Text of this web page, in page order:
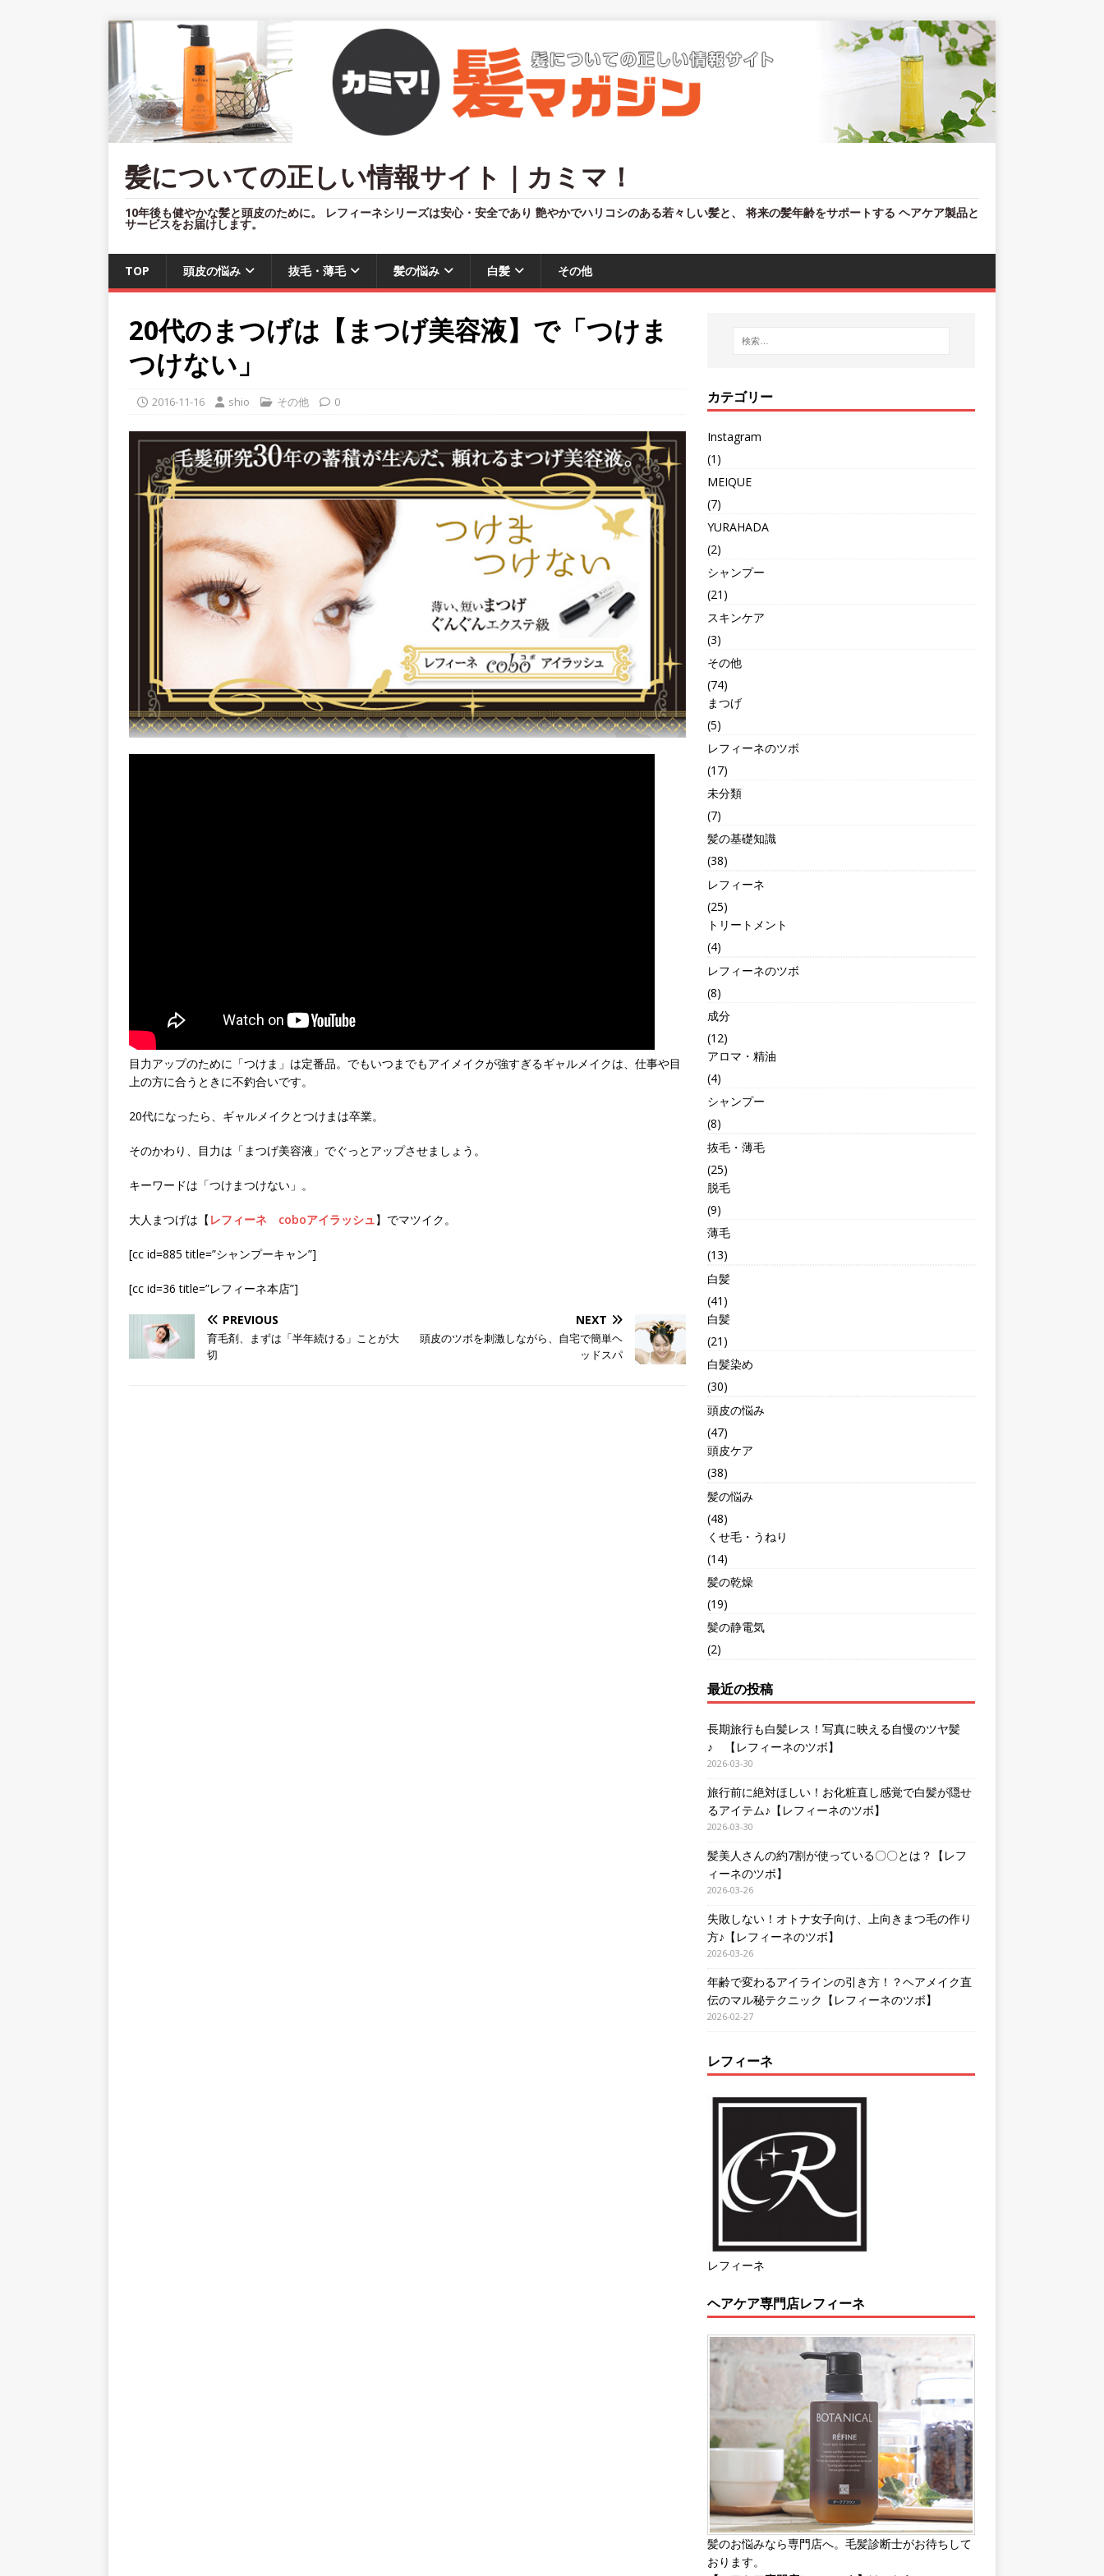
髪についての正しい情報サイト｜カミマ！
10年後も健やかな髪と頭皮のために。 レフィーネシリーズは安心・安全であり 艶やかでハリコシのある若々しい髪と、 将来の髪年齢をサポートする ヘアケア製品と
サービスをお届けします。
TOP 頭皮の悩み 抜毛・薄毛 髪の悩み 白髪 その他
20代のまつげは【まつげ美容液】で「つけま
つけない」
2016-11-16 shio その他 0
目力アップのために「つけま」は定番品。でもいつまでもアイメイクが強すぎるギャルメイクは、仕事や目
上の方に合うときに不釣合いです。
20代になったら、ギャルメイクとつけまは卒業。
そのかわり、目力は「まつげ美容液」でぐっとアップさせましょう。
キーワードは「つけまつけない」。
大人まつげは【 レフィーネ coboアイラッシュ】でマツイク。
[cc id=885 title=”シャンプーキャン”]
[cc id=36 title=”レフィーネ本店”]
PREVIOUS
育毛剤、まずは「半年続ける」ことが大
切
NEXT
頭皮のツボを刺激しながら、自宅で簡単ヘ
ッドスパ
カテゴリー
Instagram
(1)
MEIQUE
(7)
YURAHADA
(2)
シャンプー
(21)
スキンケア
(3)
その他
(74)
まつげ
(5)
レフィーネのツボ
(17)
未分類
(7)
髪の基礎知識
(38)
レフィーネ
(25)
トリートメント
(4)
レフィーネのツボ
(8)
成分
(12)
アロマ・精油
(4)
シャンプー
(8)
抜毛・薄毛
(25)
脱毛
(9)
薄毛
(13)
白髪
(41)
白髪
(21)
白髪染め
(30)
頭皮の悩み
(47)
頭皮ケア
(38)
髪の悩み
(48)
くせ毛・うねり
(14)
髪の乾燥
(19)
髪の静電気
(2)
最近の投稿
長期旅行も白髪レス！写真に映える自慢のツヤ髪
♪ 【レフィーネのツボ】
2026-03-30
旅行前に絶対ほしい！お化粧直し感覚で白髪が隠せ
るアイテム♪【レフィーネのツボ】
2026-03-30
髪美人さんの約7割が使っている〇〇とは？【レフ
ィーネのツボ】
2026-03-26
失敗しない！オトナ女子向け、上向きまつ毛の作り
方♪【レフィーネのツボ】
2026-03-26
年齢で変わるアイラインの引き方！？ヘアメイク直
伝のマル秘テクニック【レフィーネのツボ】
2026-02-27
レフィーネ
レフィーネ
ヘアケア専門店レフィーネ
髪のお悩みなら専門店へ。毛髪診断士がお待ちして
おります。